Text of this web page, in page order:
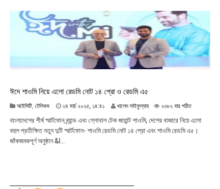
৫
২
০
:
০
৮
ঈদে শাওমি নিয়ে এলো রেডমি নোট ১৪ প্রো ও রেডমি এ৫
আইসিটি, টেলিকম ২৪ মার্চ ২০২৫, ১৪:৪১
মা
র্চ
১
খালেদ সাইফুল্যাহ ২৩৮২ বার পঠিত
বাংলাদেশের শীর্ষ স্মার্টফোন ব্র্যান্ড এবং গ্লোবাল টেক জায়ান্ট শাওমি, দেশের বাজারে নিয়ে এলো
বহুল প্রতীক্ষিত নতুন দুটি স্মার্টফোন- শাওমি রেডমি নোট ১৪ প্রো এবং শাওমি রেডমি এ৫।
জাঁকজমকপূর্ণ অনুষ্ঠান &l...